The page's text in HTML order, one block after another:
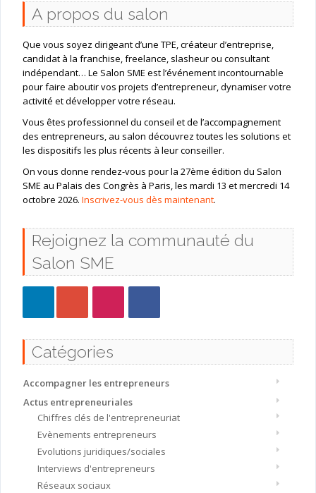
A propos du salon
Que vous soyez dirigeant d’une TPE, créateur d’entreprise,
candidat à la franchise, freelance, slasheur ou consultant
indépendant… Le Salon SME est l’événement incontournable
pour faire aboutir vos projets d’entrepreneur, dynamiser votre
activité et développer votre réseau.
Vous êtes professionnel du conseil et de l’accompagnement
des entrepreneurs, au salon découvrez toutes les solutions et
les dispositifs les plus récents à leur conseiller.
On vous donne rendez-vous pour la 27ème édition du Salon
SME au Palais des Congrès à Paris, les mardi 13 et mercredi 14
octobre 2026. Inscrivez-vous dès maintenant.
Rejoignez la communauté du
Salon SME
Catégories
Accompagner les entrepreneurs
Actus entrepreneuriales
Chiffres clés de l'entrepreneuriat
Evènements entrepreneurs
Evolutions juridiques/sociales
Interviews d'entrepreneurs
Réseaux sociaux